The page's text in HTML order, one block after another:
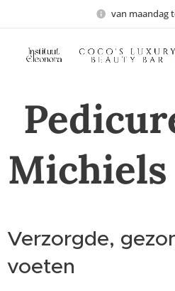
van maandag
Michiels
Verzorgde,
voeten